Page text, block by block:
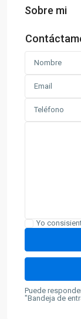
Sobre mi
Yo
Puede
"Bandeja de